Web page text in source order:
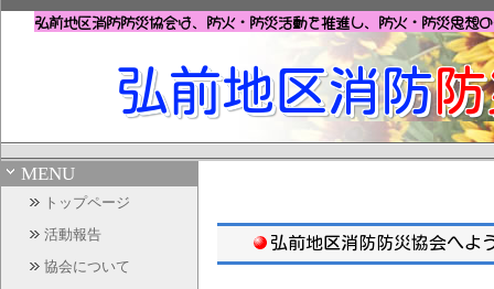
弘前地区消防防災協会は、防火・防災活動を推進し、 防火・防災思想
弘前地区消防
MENU
トップページ
活動報告
協会について
弘前地区消防防災協会へよ